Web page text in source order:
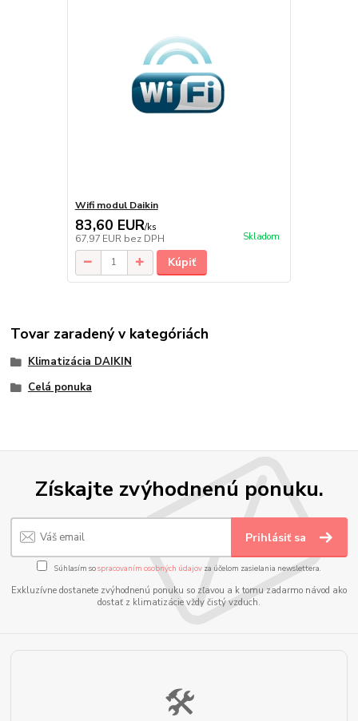
Wifi modul Daikin
83,60 EUR/ks
67,97 EUR bez DPH Skladom
Kúpiť
Tovar zaradený v kategóriách
Klimatizácia DAIKIN
Celá ponuka
Získajte zvýhodnenú ponuku.
Prihlásiť sa
Súhlasím sospracovaním osobných údajov za účelom zasielania newslettera.
Exkluzívne dostanete zvýhodnenú ponuku so zľavou a k tomu zadarmo návod ako
dostať z klimatizácie vždy čistý vzduch.
🛠️